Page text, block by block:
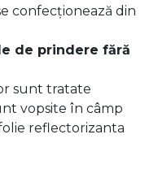
confecţionează din
de prindere fără
sunt tratate
vopsite în câmp
reflectorizanta